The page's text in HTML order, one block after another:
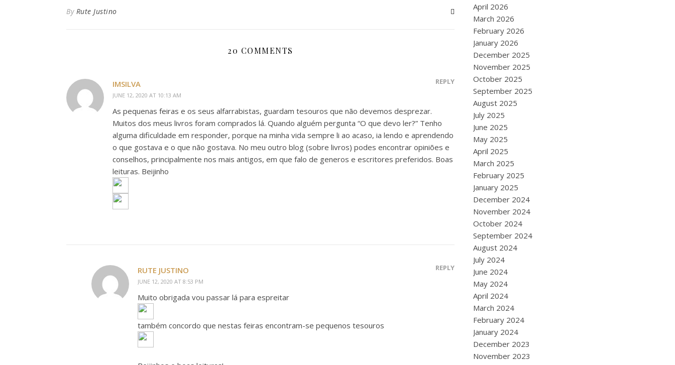
By Rute Justino
20 COMMENTS
IMSILVA
JUNE 12, 2020 AT 10:13 AM
REPLY
As pequenas feiras e os seus alfarrabistas, guardam tesouros que não devemos desprezar.
Muitos dos meus livros foram comprados lá. Quando alguém pergunta “O que devo ler?” Tenho
alguma dificuldade em responder, porque na minha vida sempre li ao acaso, ia lendo e aprendendo
o que gostava e o que não gostava. No meu outro blog (sobre livros) podes encontrar opiniões e
conselhos, principalmente nos mais antigos, em que falo de generos e escritores preferidos. Boas
leituras. Beijinho
RUTE JUSTINO
JUNE 12, 2020 AT 8:53 PM
REPLY
Muito obrigada vou passar lá para espreitar
também concordo que nestas feiras encontram-se pequenos tesouros
April 2026
March 2026
February 2026
January 2026
December 2025
November 2025
October 2025
September 2025
August 2025
July 2025
June 2025
May 2025
April 2025
March 2025
February 2025
January 2025
December 2024
November 2024
October 2024
September 2024
August 2024
July 2024
June 2024
May 2024
April 2024
March 2024
February 2024
January 2024
December 2023
November 2023